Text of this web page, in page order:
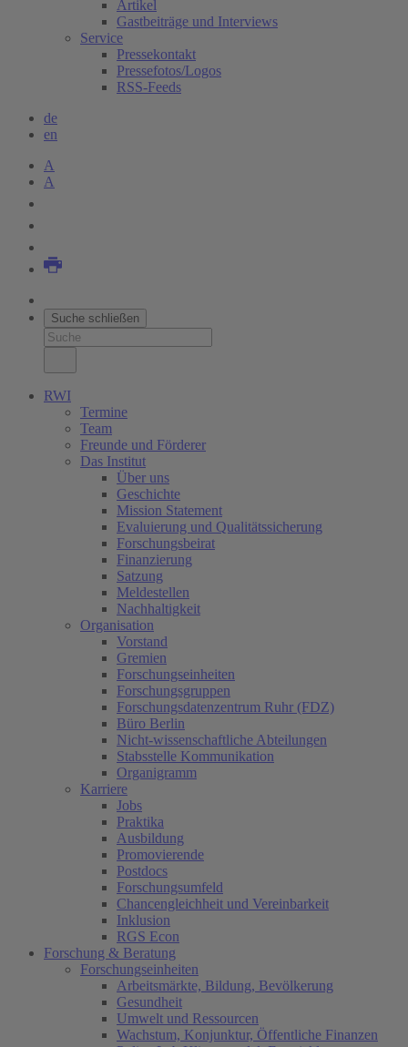
Artikel
Gastbeiträge und Interviews
Service
Pressekontakt
Pressefotos/Logos
RSS-Feeds
de
en
A
A
Suche schließen
RWI
Termine
Team
Freunde und Förderer
Das Institut
Über uns
Geschichte
Mission Statement
Evaluierung und Qualitätssicherung
Forschungsbeirat
Finanzierung
Satzung
Meldestellen
Nachhaltigkeit
Organisation
Vorstand
Gremien
Forschungseinheiten
Forschungsgruppen
Forschungsdatenzentrum Ruhr (FDZ)
Büro Berlin
Nicht-wissenschaftliche Abteilungen
Stabsstelle Kommunikation
Organigramm
Karriere
Jobs
Praktika
Ausbildung
Promovierende
Postdocs
Forschungsumfeld
Chancengleichheit und Vereinbarkeit
Inklusion
RGS Econ
Forschung & Beratung
Forschungseinheiten
Arbeitsmärkte, Bildung, Bevölkerung
Gesundheit
Umwelt und Ressourcen
Wachstum, Konjunktur, Öffentliche Finanzen